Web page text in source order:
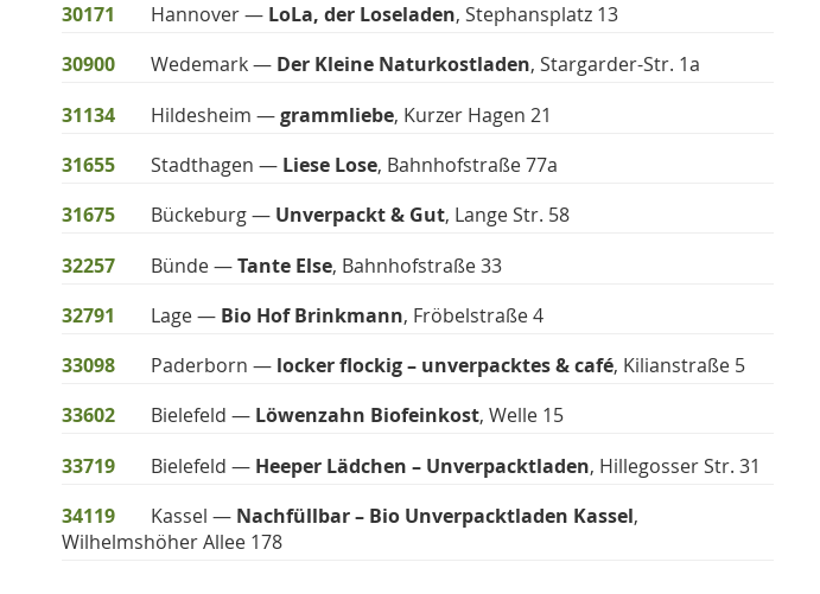
30171 Hannover — LoLa, der Loseladen, Stephansplatz 13
30900
Wedemark — Der Kleine Naturkostladen, Stargarder-Str. 1a
31134
Hildesheim —grammliebe, Kurzer Hagen 21
31655
Stadthagen — Liese Lose, Bahnhofstraße 77a
31675
Bückeburg — Unverpackt & Gut, Lange Str. 58
32257
Bünde —Tante Else, Bahnhofstraße 33
32791
Lage — Bio Hof Brinkmann, Fröbelstraße 4
33098
Paderborn — locker flockig – unverpacktes & café, Kilianstraße 5
33602
Bielefeld — Löwenzahn Biofeinkost, Welle 15
33719
Bielefeld — Heeper Lädchen – Unverpacktladen, Hillegosser Str. 31
34119
Kassel — Nachfüllbar – Bio Unverpacktladen Kassel,
Wilhelmshöher Allee 178